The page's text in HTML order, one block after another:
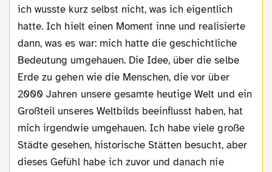
ich wusste kurz selbst nicht, was ich eigentlich
hatte. Ich hielt einen Moment inne und realisierte
dann, was es war: mich hatte die geschichtliche
Bedeutung umgehauen. Die Idee, über die selbe
Erde zu gehen wie die Menschen, die vor über
2000 Jahren unsere gesamte heutige Welt und ein
Großteil unseres Weltbilds beeinflusst haben, hat
mich irgendwie umgehauen. Ich habe viele große
Städte gesehen, historische Stätten besucht, aber
dieses Gefühl habe ich zuvor und danach nie